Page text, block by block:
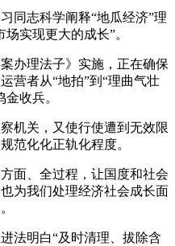
志科学阐释“地瓜经济”理
实现更大的成长”。
理法子》实施，正在确保
营者从“地拍”到“理曲气壮
收兵。
关，又使行使遭到无效限
范化化正轨化程度。
、全过程，让国度和社会
为我们处理经济社会成长面
明白“及时清理、拔除含